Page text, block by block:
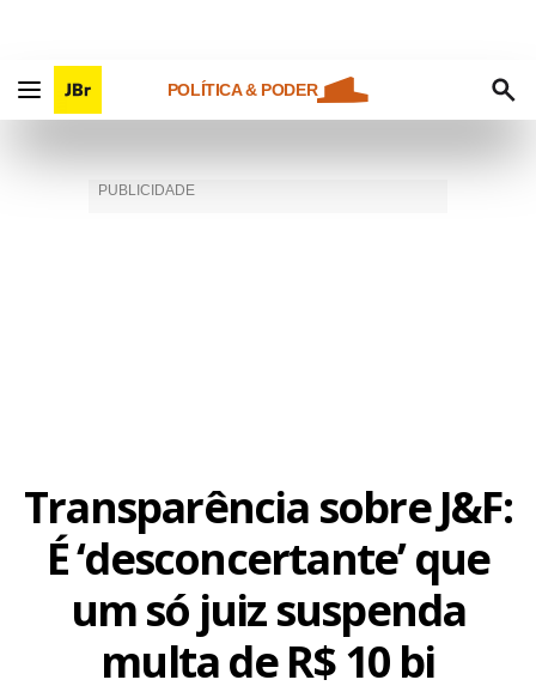
POLÍTICA & PODER
Transparência sobre J&F:
É ‘desconcertante’ que
um só juiz suspenda
multa de R$ 10 bi